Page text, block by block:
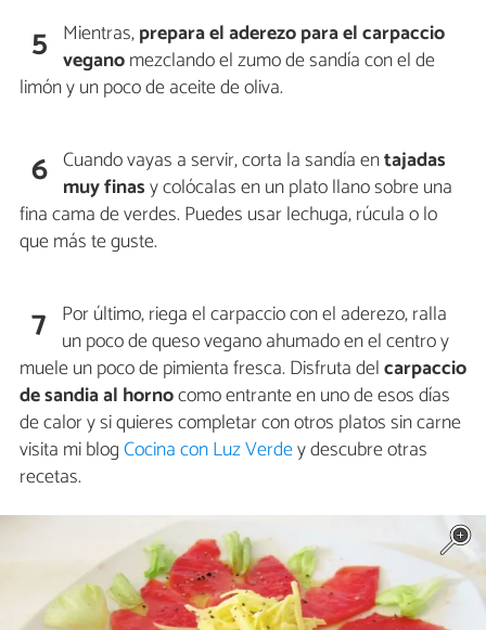
5 Mientras,prepara el aderezo para el carpaccio
veganomezclando el zumo de sandía con el de
limón y un poco de aceite de oliva.
6 Cuando vayas a servir, corta la sandía entajadas
muy finasy colócalas en un plato llano sobre una
fina cama de verdes. Puedes usar lechuga, rúcula o lo
que más te guste.
7 Por último, riega el carpaccio con el aderezo, ralla
un poco de queso vegano ahumado en el centro y
muele un poco de pimienta fresca. Disfruta delcarpaccio
de sandia al hornocomo entrante en uno de esos días
de calor y si quieres completar con otros platos sin carne
visita mi blogCocina con Luz Verdey descubre otras
recetas.